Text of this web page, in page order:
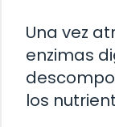
Una vez
enzimas
los